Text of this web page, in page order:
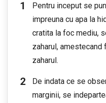
Pentru inceput se
impreuna cu apa la
cratita la foc mediu,
zaharul,
zaharul.
De indata ce se
marginii, se